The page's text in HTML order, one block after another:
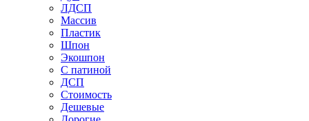
ЛДСП
Массив
Пластик
Шпон
Экошпон
С патиной
ДСП
Стоимость
Дешевые